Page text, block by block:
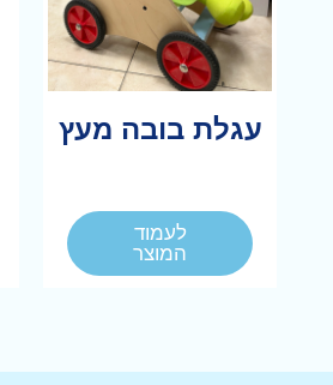
עגלת בובה מעץ
לעמוד
המוצר